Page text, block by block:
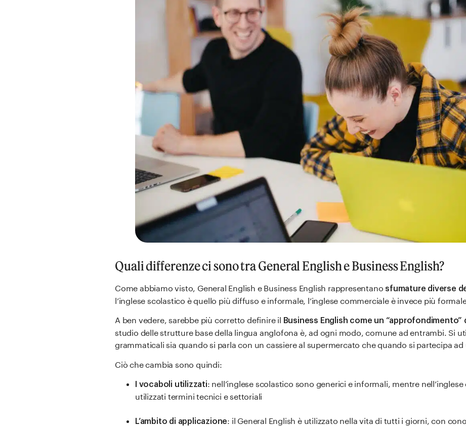
Quali differenze ci sono tra General English e Business English?
Come abbiamo visto, General English e Business English rappresentano sfumature diverse
l’inglese scolastico è quello più diffuso e informale, l’inglese commerciale è invece più
A ben vedere, sarebbe più corretto definire il Business English come un “approfondimento”
studio delle strutture base della lingua anglofona è, ad ogni modo, comune ad entrambi. Si
grammaticali sia quando si parla con un cassiere al supermercato che quando si partecipa
Ciò che cambia sono quindi:
I vocaboli utilizzati: nell’inglese scolastico sono generici e informali, mentre
utilizzati termini tecnici e settoriali
L’ambito di applicazione: il General English è utilizzato nella vita di tutti i giorni, con